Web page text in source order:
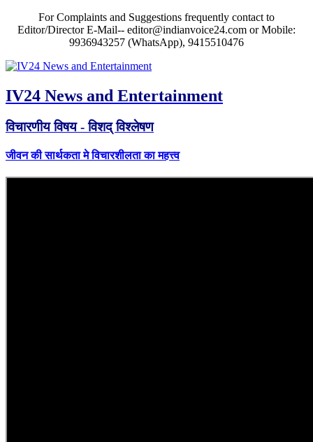
For Complaints and Suggestions frequently contact to
Editor/Director E-Mail-- editor@indianvoice24.com or Mobile:
9936943257 (WhatsApp), 9415510476
IV24 News and Entertainment
विचारणीय विषय - विशद् विश्लेषण
जीवन की सार्थकता मे विचारशीलता का महत्त्व